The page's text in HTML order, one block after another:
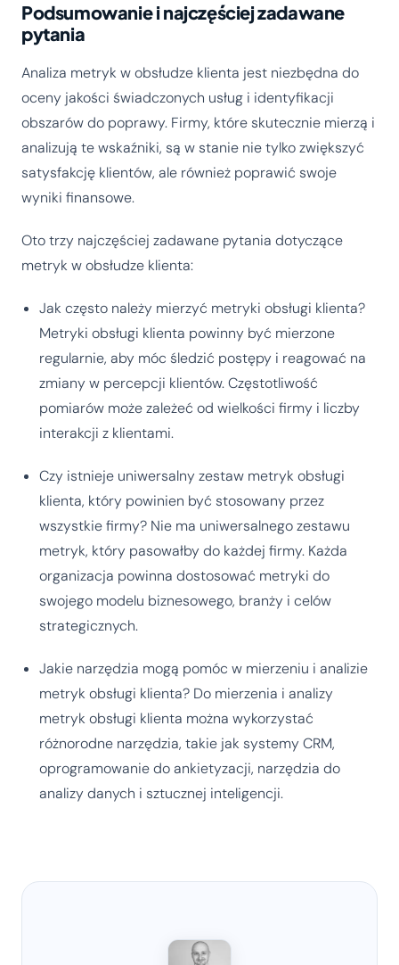
Podsumowanie i najczęściej zadawane
pytania
Analiza metryk w obsłudze klienta jest niezbędna do
oceny jakości świadczonych usług i identyfikacji
obszarów do poprawy. Firmy, które skutecznie mierzą i
analizują te wskaźniki, są w stanie nie tylko zwiększyć
satysfakcję klientów, ale również poprawić swoje
wyniki finansowe.
Oto trzy najczęściej zadawane pytania dotyczące
metryk w obsłudze klienta:
Jak często należy mierzyć metryki obsługi klienta?
Metryki obsługi klienta powinny być mierzone
regularnie, aby móc śledzić postępy i reagować na
zmiany w percepcji klientów. Częstotliwość
pomiarów może zależeć od wielkości firmy i liczby
interakcji z klientami.
Czy istnieje uniwersalny zestaw metryk obsługi
klienta, który powinien być stosowany przez
wszystkie firmy? Nie ma uniwersalnego zestawu
metryk, który pasowałby do każdej firmy. Każda
organizacja powinna dostosować metryki do
swojego modelu biznesowego, branży i celów
strategicznych.
Jakie narzędzia mogą pomóc w mierzeniu i analizie
metryk obsługi klienta? Do mierzenia i analizy
metryk obsługi klienta można wykorzystać
różnorodne narzędzia, takie jak systemy CRM,
oprogramowanie do ankietyzacji, narzędzia do
analizy danych i sztucznej inteligencji.